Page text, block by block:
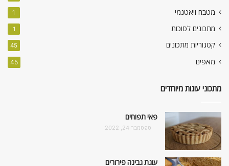
מטבח ויאטנמי 1
מתכונים לסוכות 1
קטגוריות מתכונים 45
מאפים 45
מתכוני עוגות מיוחדים
פאי תפוחים
ספטמבר 24, 2022
עוגת גבינה פירורים